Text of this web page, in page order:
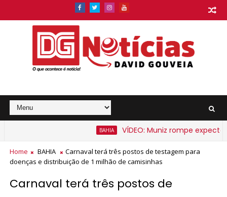
VÍDEO: Muniz rompe expectativa
na Bahia a partir de segunda-feira
Home BAHIA
Carnaval terá três postos de testagem para
doenças e distribuição de 1 milhão de camisinhas
Carnaval terá três postos de